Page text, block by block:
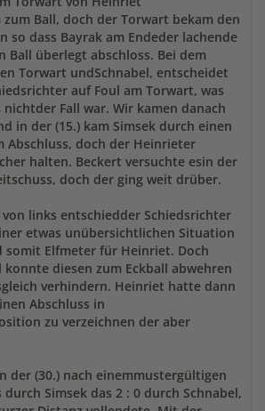
Ball, doch der Torwart bekam den
so dass Bayrak am Endeder lachende
Ball überlegt abschloss. Bei dem
Torwart undSchnabel, entscheidet
auf Foul am Torwart, was
Fall war. Wir kamen danach
in der (15.) kam Simsek durch einen
Abschluss, doch der Heinrieter
halten. Beckert versuchte esin der
doch der ging weit drüber.
von links entschiedder Schiedsrichter
etwas unübersichtlichen Situation
somit Elfmeter für Heinriet. Doch
diesen zum Eckball abwehren
verhindern. Heinriet hatte dann
Abschluss in
zu verzeichnen der aber
der (30.) nach einemmustergültigen
Simsek das 2 : 0 durch Schnabel,